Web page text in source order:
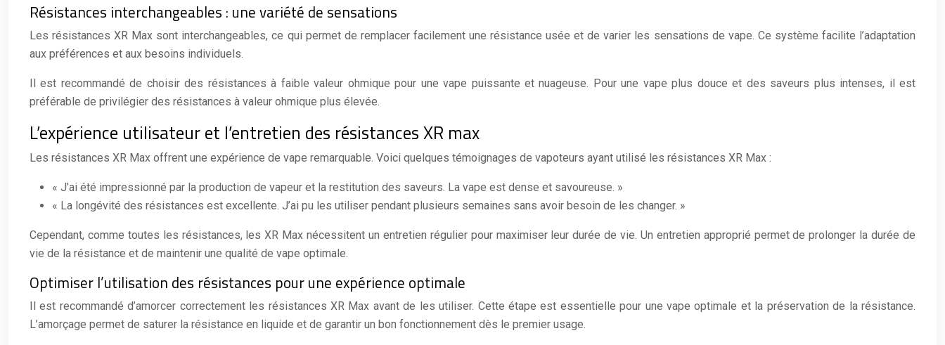
Résistances interchangeables : une variété de sensations
Les résistances XR Max sont interchangeables, ce qui permet de remplacer facilement une résistance usée et de varier les sensations de vape. Ce système facilite l’adaptation
aux préférences et aux besoins individuels.
Il est recommandé de choisir des résistances à faible valeur ohmique pour une vape puissante et nuageuse. Pour une vape plus douce et des saveurs plus intenses, il est
préférable de privilégier des résistances à valeur ohmique plus élevée.
L’expérience utilisateur et l’entretien des résistances XR max
Les résistances XR Max offrent une expérience de vape remarquable. Voici quelques témoignages de vapoteurs ayant utilisé les résistances XR Max :
« J’ai été impressionné par la production de vapeur et la restitution des saveurs. La vape est dense et savoureuse. »
« La longévité des résistances est excellente. J’ai pu les utiliser pendant plusieurs semaines sans avoir besoin de les changer. »
Cependant, comme toutes les résistances, les XR Max nécessitent un entretien régulier pour maximiser leur durée de vie. Un entretien approprié permet de prolonger la durée de
vie de la résistance et de maintenir une qualité de vape optimale.
Optimiser l’utilisation des résistances pour une expérience optimale
Il est recommandé d’amorcer correctement les résistances XR Max avant de les utiliser. Cette étape est essentielle pour une vape optimale et la préservation de la résistance.
L’amorçage permet de saturer la résistance en liquide et de garantir un bon fonctionnement dès le premier usage.